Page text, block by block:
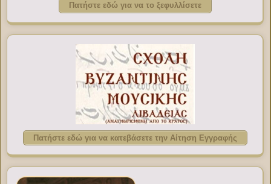
Πατήστε εδώ για να το ξεφυλλίσετε
Πατήστε εδώ για να κατεβάσετε την Αίτηση Εγγραφής